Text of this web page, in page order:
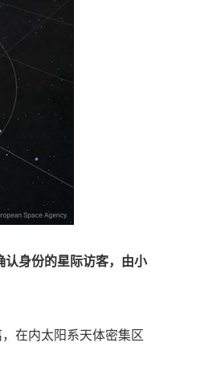
认身份的星际访客，由小
在内太阳系天体密集区